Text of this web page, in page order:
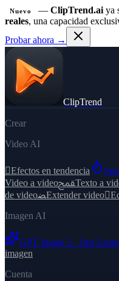
Nuevo —ClipTrend.ai ya
reales, una capacidad
Probar ahora →
ClipTrend
Crear
Video AI
Efectos en tendencia
Video a videoﵾTexto a
de videoﻀExtender video
Imagen AI
GPT Image 2 · Just
imagen
Cuenta